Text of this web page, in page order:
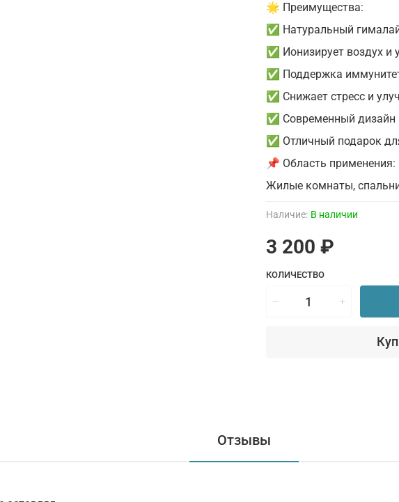
Наличие: В наличии
3 200 ₽
КОЛИЧЕСТВО
🌟 Преимущества:
✅ Натуральный
✅ Ионизирует воздух
✅ Поддержка
✅ Снижает стресс и
✅ Современный дизайн
✅ Отличный подарок
📌 Область применения:
Жилые комнаты,
Отзывы